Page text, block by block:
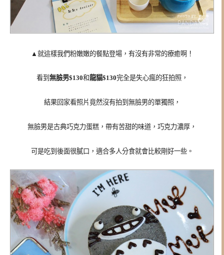
▲ 就這樣我們粉嫩嫩的餐點登場，有沒有非常的療癒啊！
看到 無臉男$130和龍貓$130完全是失心瘋的狂拍照，
結果回家看照片竟然沒有拍到無臉男的單獨照，
無臉男是古典巧克力蛋糕，帶有苦甜的味道，巧克力濃厚，
可是吃到後面很膩口，適合多人分食就會比較剛好一些。